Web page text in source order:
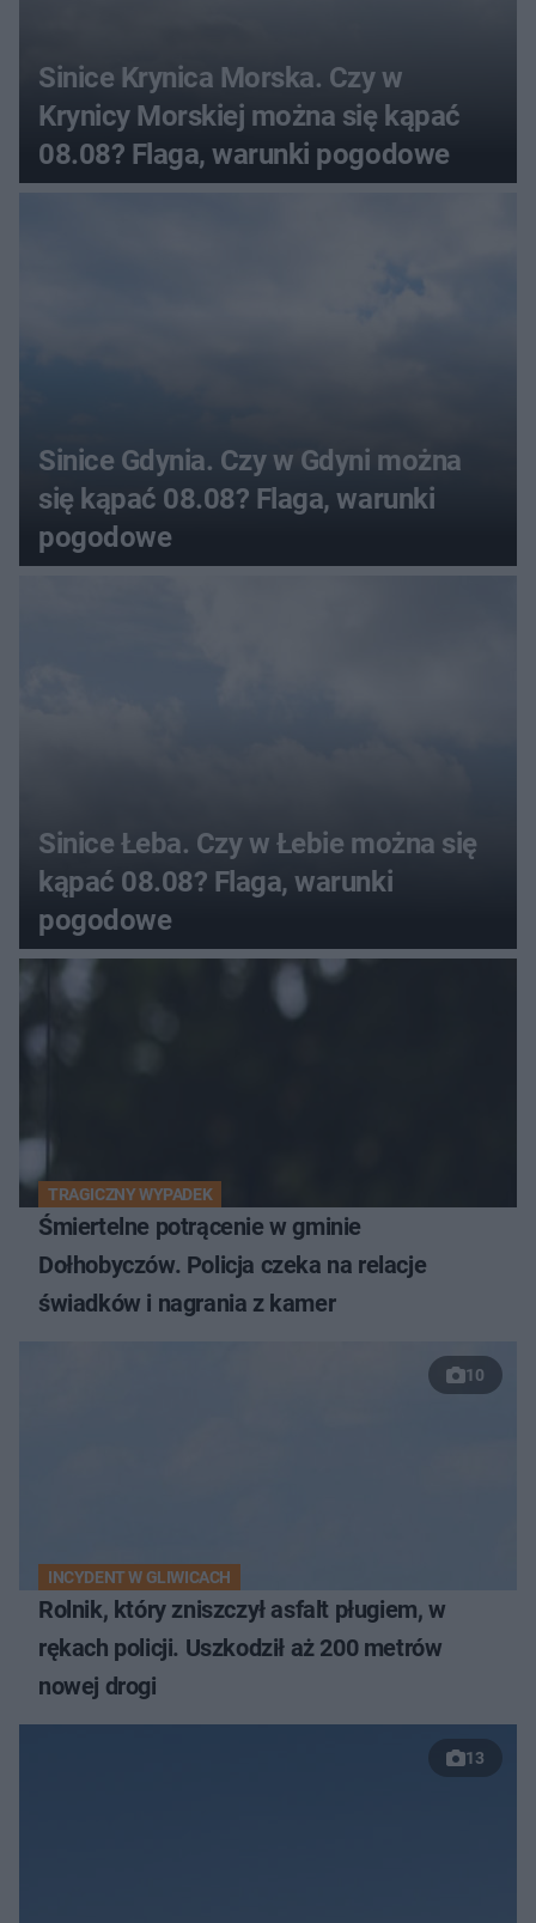
Sinice Krynica Morska. Czy w
Krynicy Morskiej można się kąpać
08.08? Flaga, warunki pogodowe
Sinice Gdynia. Czy w Gdyni można
się kąpać 08.08? Flaga, warunki
pogodowe
Sinice Łeba. Czy w Łebie można się
kąpać 08.08? Flaga, warunki
pogodowe
TRAGICZNY WYPADEK
Śmiertelne potrącenie w gminie
Dołhobyczów. Policja czeka na relacje
świadków i nagrania z kamer
10
INCYDENT W GLIWICACH
Rolnik, który zniszczył asfalt pługiem, w
rękach policji. Uszkodził aż 200 metrów
nowej drogi
13